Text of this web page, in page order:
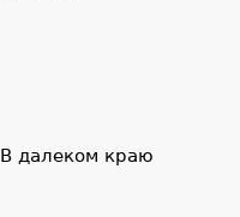
В далеком краю